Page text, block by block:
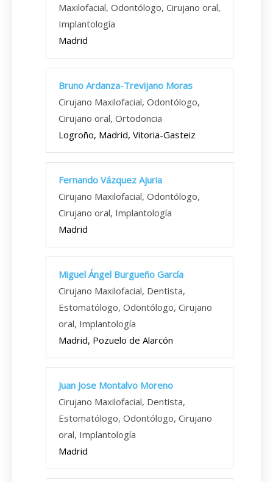
Maxilofacial, Odontólogo, Cirujano oral,
Implantología
Madrid
Bruno Ardanza-Trevijano Moras
Cirujano Maxilofacial, Odontólogo,
Cirujano oral, Ortodoncia
Logroño, Madrid, Vitoria-Gasteiz
Fernando Vázquez Ajuria
Cirujano Maxilofacial, Odontólogo,
Cirujano oral, Implantología
Madrid
Miguel Ángel Burgueño García
Cirujano Maxilofacial, Dentista,
Estomatólogo, Odontólogo, Cirujano
oral, Implantología
Madrid, Pozuelo de Alarcón
Juan Jose Montalvo Moreno
Cirujano Maxilofacial, Dentista,
Estomatólogo, Odontólogo, Cirujano
oral, Implantología
Madrid